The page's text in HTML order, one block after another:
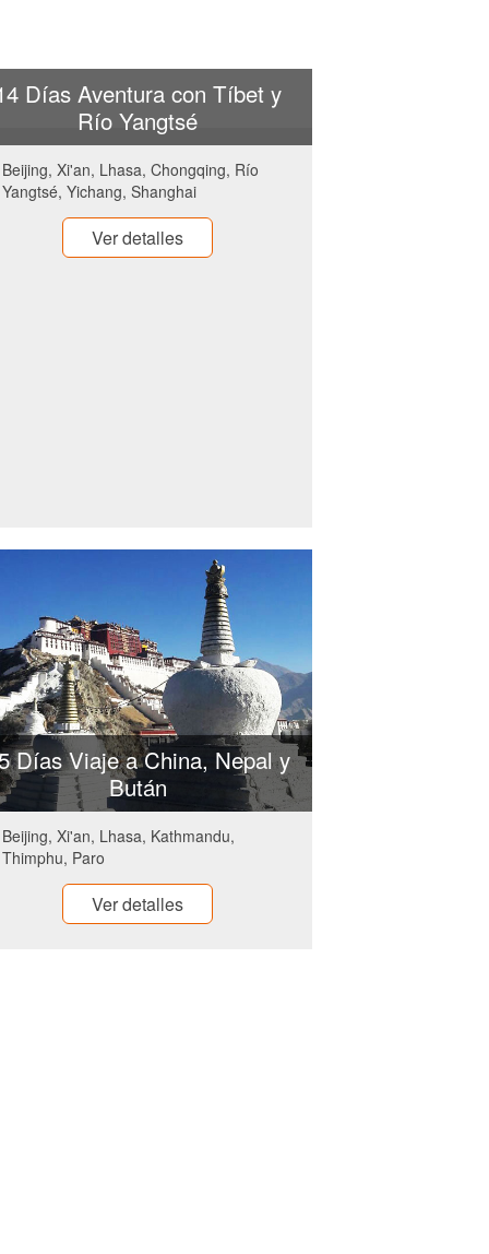
Días Aventura con Tíbet y
Río Yangtsé
Beijing, Xi'an, Lhasa, Chongqing, Río
Yangtsé, Yichang, Shanghai
Ver detalles
Días Viaje a China, Nepal y
Bután
Beijing, Xi'an, Lhasa, Kathmandu,
Thimphu, Paro
Ver detalles